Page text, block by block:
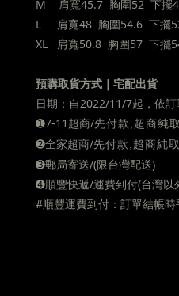
M 肩寬45.7 胸圍52 下擺
L 肩寬48 胸圍54.6 下擺
XL 肩寬50.8 胸圍57 下擺
預購取貨方式｜宅配出貨
日期：自2022/11/7起，依訂
➊7-11超商/先付款,超商純
➋全家超商/先付款,超商純
➌郵局寄送/(限台灣配送)
➍順豐快遞/運費到付(台灣以
#順豐運費到付：訂單結帳時